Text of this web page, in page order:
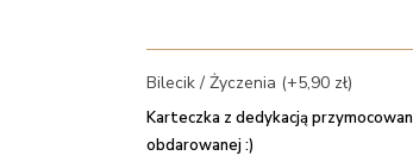
Bilecik / Życzenia (+5,90 zł)
Karteczka z dedykacją
obdarowanej :)